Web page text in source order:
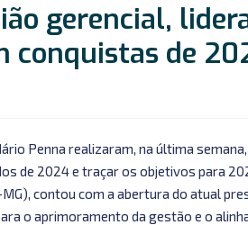
gerencial,
conquistas de
Penna realizaram, na última
de 2024 e traçar os objetivos para
MG), contou com a abertura do atual
o aprimoramento da gestão e o